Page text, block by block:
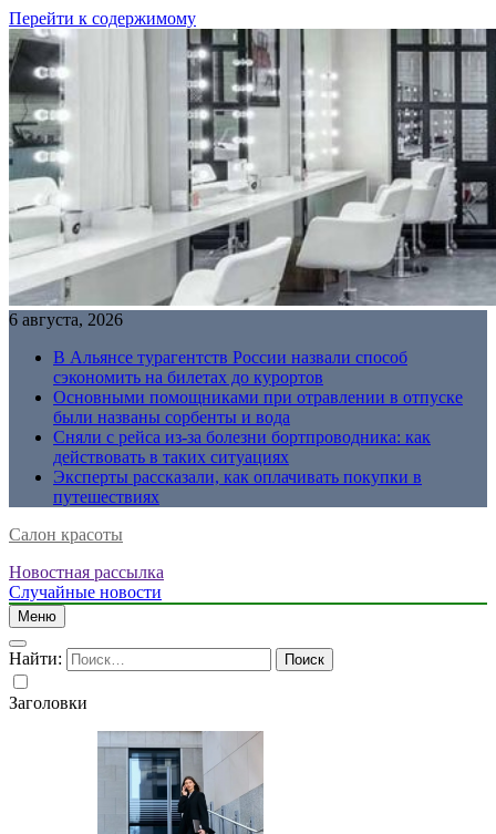
Перейти к содержимому
6 августа, 2026
В Альянсе турагентств России назвали способ
сэкономить на билетах до курортов
Основными помощниками при отравлении в отпуске
были названы сорбенты и вода
Сняли с рейса из-за болезни бортпроводника: как
действовать в таких ситуациях
Эксперты рассказали, как оплачивать покупки в
путешествиях
Салон красоты
Новостная рассылка
Случайные новости
Меню
Найти:
Заголовки